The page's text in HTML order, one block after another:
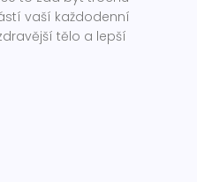
vaší každodenní
tělo a lepší